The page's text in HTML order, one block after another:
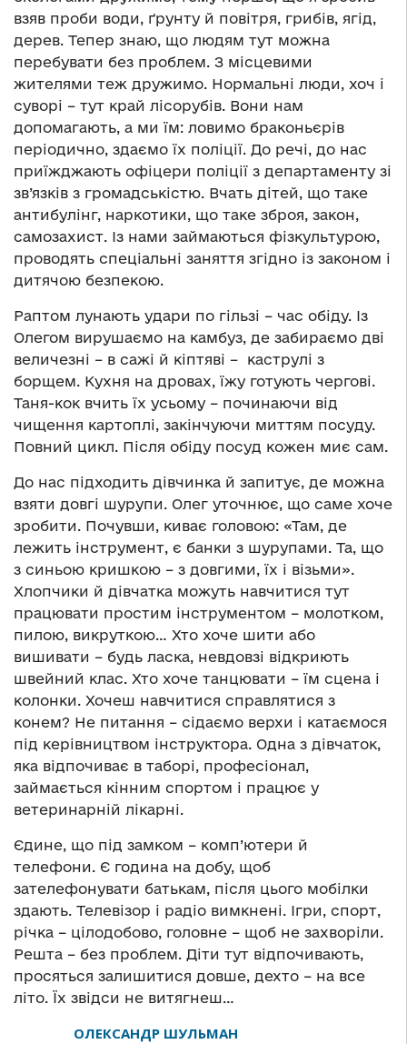
взяв проби води, ґрунту й повітря, грибів, ягід,
дерев. Тепер знаю, що людям тут можна
перебувати без проблем. З місцевими
жителями теж дружимо. Нормальні люди, хоч і
суворі – тут край лісорубів. Вони нам
допомагають, а ми їм: ловимо браконьєрів
періодично, здаємо їх поліції. До речі, до нас
приїжджають офіцери поліції з департаменту зі
зв’язків з громадськістю. Вчать дітей, що таке
антибулінг, наркотики, що таке зброя, закон,
самозахист. Із нами займаються фізкультурою,
проводять спеціальні заняття згідно із законом і
дитячою безпекою.
Раптом лунають удари по гільзі – час обіду. Із
Олегом вирушаємо на камбуз, де забираємо дві
величезні – в сажі й кіптяві – каструлі з
борщем. Кухня на дровах, їжу готують чергові.
Таня-кок вчить їх усьому – починаючи від
чищення картоплі, закінчуючи миттям посуду.
Повний цикл. Після обіду посуд кожен миє сам.
До нас підходить дівчинка й запитує, де можна
взяти довгі шурупи. Олег уточнює, що саме хоче
зробити. Почувши, киває головою: «Там, де
лежить інструмент, є банки з шурупами. Та, що
з синьою кришкою – з довгими, їх і візьми».
Хлопчики й дівчатка можуть навчитися тут
працювати простим інструментом – молотком,
пилою, викруткою… Хто хоче шити або
вишивати – будь ласка, невдовзі відкриють
швейний клас. Хто хоче танцювати – їм сцена і
колонки. Хочеш навчитися справлятися з
конем? Не питання – сідаємо верхи і катаємося
під керівництвом інструктора. Одна з дівчаток,
яка відпочиває в таборі, професіонал,
займається кінним спортом і працює у
ветеринарній лікарні.
Єдине, що під замком – комп’ютери й
телефони. Є година на добу, щоб
зателефонувати батькам, після цього мобілки
здають. Телевізор і радіо вимкнені. Ігри, спорт,
річка – цілодобово, головне – щоб не захворіли.
Решта – без проблем. Діти тут відпочивають,
просяться залишитися довше, дехто – на все
літо. Їх звідси не витягнеш…
ОЛЕКСАНДР ШУЛЬМАН